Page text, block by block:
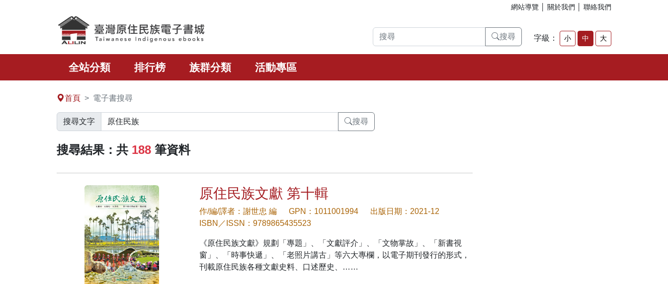
網站導覽 關於我們 聯絡我們
搜尋 字級： 小 中 大
全站分類 排行榜 族群分類 活動專區
首頁
電子書搜尋
搜尋文字 搜尋
搜尋結果：共 188 筆資料
原住民族文獻 第十輯
作/編/譯者：謝世忠 編 GPN：1011001994
出版日期：2021-12
ISBN／ISSN：9789865435523
《原住民族文獻》規劃「專題」、「文獻評介」、「文物掌故」、「新書視
窗」、「時事快遞」、「老照片講古」等六大專欄，以電子期刊發行的形式，
刊載原住民族各種文獻史料、口述歷史、……